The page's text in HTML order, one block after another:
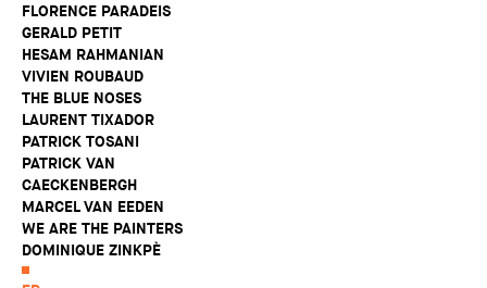
FLORENCE PARADEIS
GERALD PETIT
HESAM RAHMANIAN
VIVIEN ROUBAUD
THE BLUE NOSES
LAURENT TIXADOR
PATRICK TOSANI
PATRICK VAN
CAECKENBERGH
MARCEL VAN EEDEN
WE ARE THE PAINTERS
DOMINIQUE ZINKPÈ